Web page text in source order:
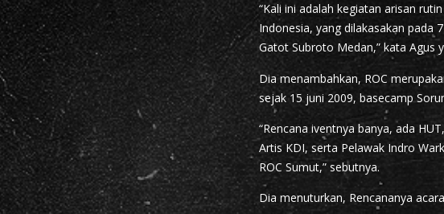
“Kali ini adalah kegiatan arisan
Indonesia, yang dilakasakan pada
Gatot Subroto Medan,” kata Agus
Dia menambahkan, ROC
sejak 15 juni 2009, basecamp
“Rencana iventnya banya, ada
Artis KDI, serta Pelawak Indro
ROC Sumut,” sebutnya.
Dia menuturkan, Rencananya